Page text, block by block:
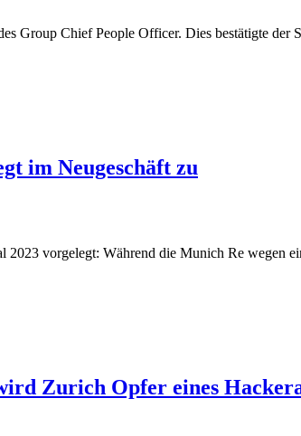
Group Chief People Officer. Dies bestätigte der
im Neugeschäft zu
vorgelegt: Während die Munich Re wegen
Zurich Opfer eines